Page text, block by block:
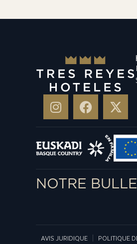
NOTRE
AVIS JURIDIQUE POLITIQUE